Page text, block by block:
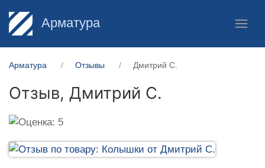
Арматура
Арматура Отзывы Дмитрий С.
Отзыв, Дмитрий С.